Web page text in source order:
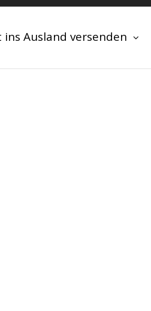
ins Ausland versenden